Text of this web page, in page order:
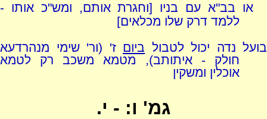
או בב"א עם בניו [וחגרת אותם, ומש"כ אותו -
ללמד דרק שלו מכלאים]
בועל נדה יכול לטבול ביום ז' (ור' שימי מנהרדעא
חולק - איתותב), מטמא משכב רק לטמא
אוכלין ומשקין
גמ' ו: - י.